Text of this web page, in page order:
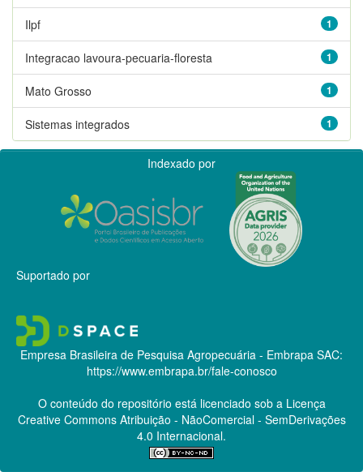
1
Ilpf
1
Integracao lavoura-pecuaria-floresta
1
Mato Grosso
1
Sistemas integrados
Indexado por
Suportado por
Empresa Brasileira de Pesquisa Agropecuária - Embrapa SAC:
https://www.embrapa.br/fale-conosco
O conteúdo do repositório está licenciado sob a Licença
Creative CommonsAtribuição - NãoComercial - SemDerivações
4.0 Internacional.